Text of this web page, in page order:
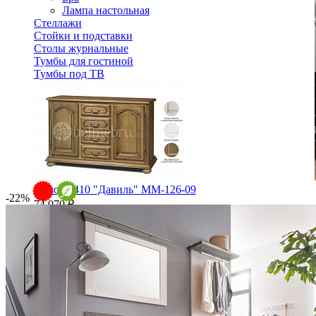
Лампа настольная
Стеллажи
Стойки и подставки
Столы журнальные
Тумбы для гостиной
Тумбы под ТВ
Комод 3410 "Давиль" ММ-126-09
74 070 ₽
В корзину
Спальня
Деревянные кровати с подъемным механизмом
Кровати односпальные с подъемным механизмом
Кровати двуспальные с подъемным механизмом
Кровати полутороспальные с подъемным
Зеркала
-22%